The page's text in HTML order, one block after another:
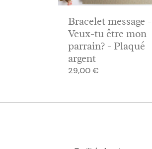
Bracelet message -
Veux-tu être mon
parrain? - Plaqué
argent
Prix
29,00 €